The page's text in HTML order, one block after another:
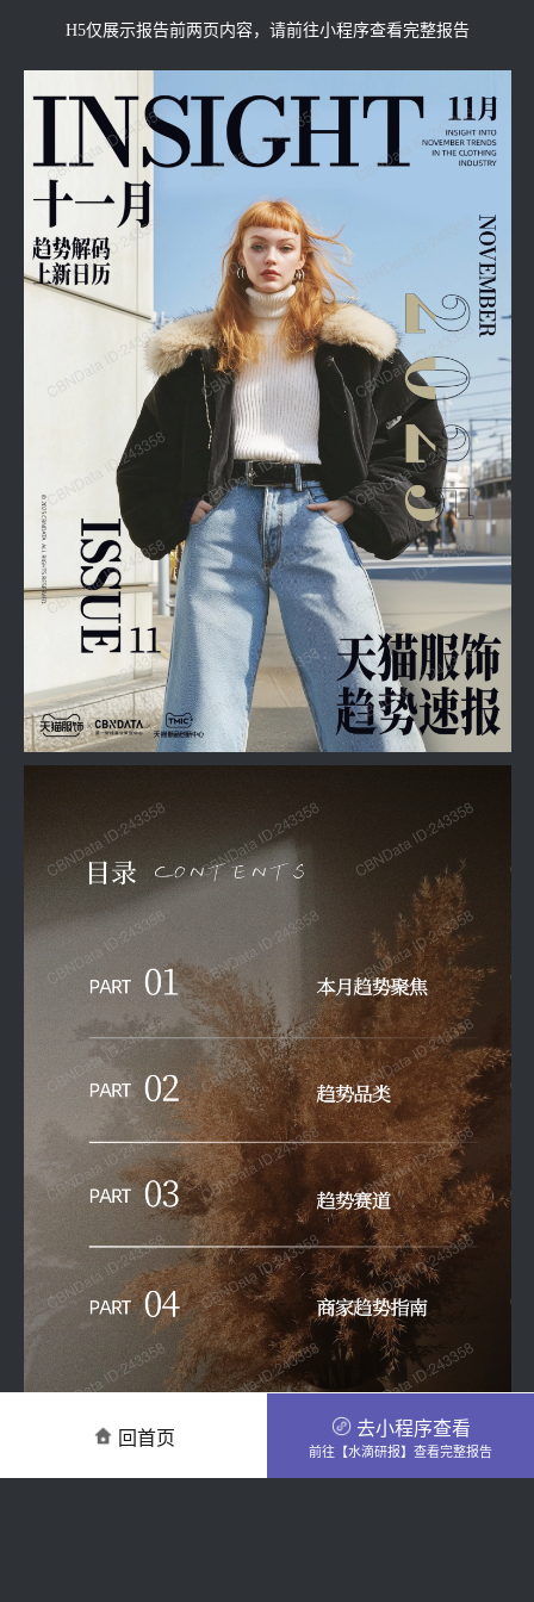
H5仅展示报告前两页内容，请前往小程序查看完整报告
回首页 去小程序查看
前往【水滴研报】查看完整报告